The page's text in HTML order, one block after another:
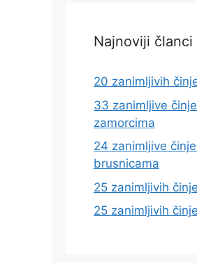
Najnoviji članci
20 zanimljivih
33 zanimljive
zamorcima
24 zanimljive
brusnicama
25 zanimljivih
25 zanimljivih